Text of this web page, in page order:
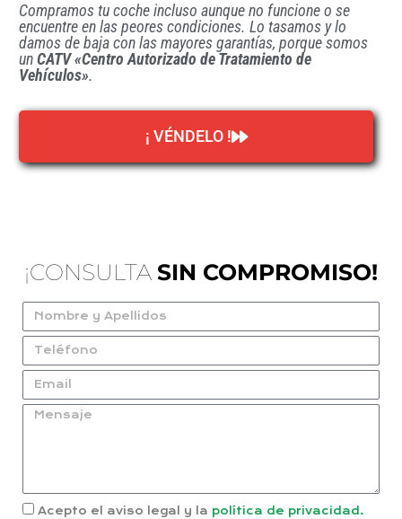
Compramos tu coche incluso aunque no funcione o se
encuentre en las peores condiciones. Lo tasamos y lo
damos de baja con las mayores garantías, porque somos
unCATV «Centro Autorizado de Tratamiento de
Vehículos».
¡ VÉNDELO !
¡CONSULTA SIN COMPROMISO!
Acepto el aviso legal y la política de privacidad.